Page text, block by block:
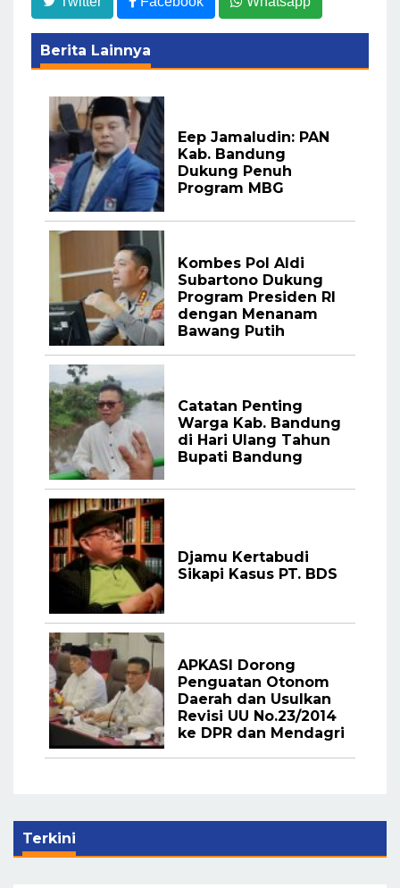
Berita Lainnya
Eep Jamaludin: PAN
Kab. Bandung
Dukung Penuh
Program MBG
Kombes Pol Aldi
Subartono Dukung
Program Presiden RI
dengan Menanam
Bawang Putih
Catatan Penting
Warga Kab. Bandung
di Hari Ulang Tahun
Bupati Bandung
Djamu Kertabudi
Sikapi Kasus PT. BDS
APKASI Dorong
Penguatan Otonom
Daerah dan Usulkan
Revisi UU No.23/2014
ke DPR dan Mendagri
Terkini